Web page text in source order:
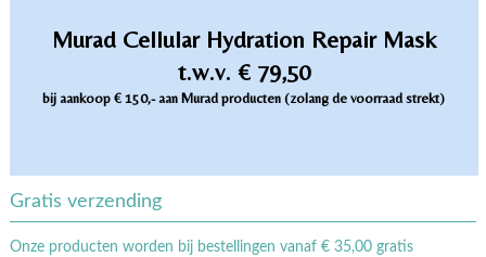
Murad Cellular Hydration Repair Mask
t.w.v. € 79,50
bij aankoop € 150,- aan Murad producten (zolang de voorraad strekt)
Gratis verzending
Onze producten worden bij bestellingen vanaf € 35,00 gratis